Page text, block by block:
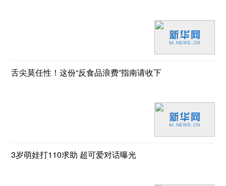
舌尖莫任性！这份“反食品浪费”指南请收下
3岁萌娃打110求助 超可爱对话曝光